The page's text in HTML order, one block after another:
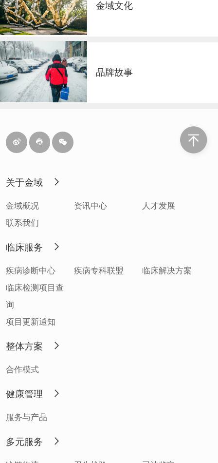
金域文化
品牌故事
关于金域
金域概况 资讯中心
人才发展
联系我们
临床服务
疾病诊断中心 疾病专科联盟
临床解决方案
临床检测项目查
询
项目更新通知
整体方案
合作模式
健康管理
服务与产品
多元服务